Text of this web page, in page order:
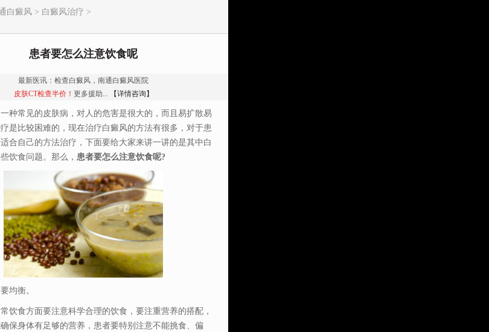
白癜风 > 白癜风治疗 >
患者要怎么注意饮食呢
最新医讯：检查白癜风，南通白癜风医院
皮肤CT检查半价！ 更多援助... 【详情咨询】
常见的皮肤病，对人的危害是很大的，而且易扩散易
是比较困难的，现在治疗白癜风的方法有很多，对于患
合自己的方法治疗，下面要给大家来讲一讲的是其中白
饮食问题。那么，患者要怎么注意饮食呢?
衡。
食方面要注意科学合理的饮食，要注重营养的搭配，
保身体有足够的营养，患者要特别注意不能挑食、偏